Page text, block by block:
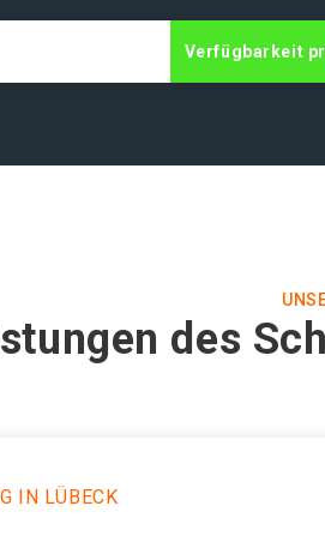
Verfügbarkeit
des
IN LÜBECK